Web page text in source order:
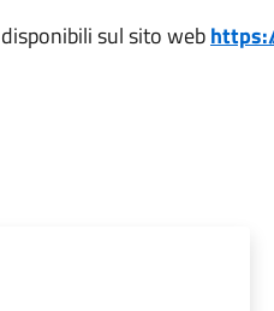
sul sito web